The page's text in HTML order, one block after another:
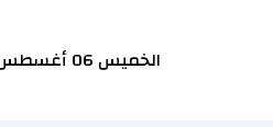
الخميس 06 أغسطس 2026